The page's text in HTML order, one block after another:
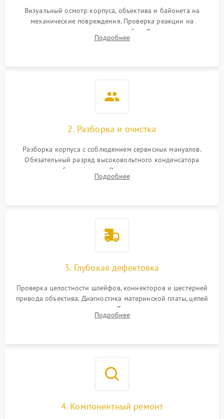
Визуальный осмотр корпуса, объектива и байонета на
механические повреждения. Проверка реакции на
включение, считывание кодов ошибок. Оценка состояния
матрицы и затвора, проверка работы автофокуса и вспышки.
Подробнее
2. Разборка и очистка
Разборка корпуса с соблюдением сервисных мануалов.
Обязательный разряд высоковольтного конденсатора
вспышки для безопасности. Очистка внутренних узлов от
пыли, песка и следов влаги с помощью спецсредств.
Подробнее
3. Глубокая дефектовка
Проверка целостности шлейфов, коннекторов и шестерней
привода объектива. Диагностика материнской платы, цепей
питания и картоприемника. Тестирование механизма
затвора и блока внутрикамерной стабилизации.
Подробнее
4. Компонентный ремонт